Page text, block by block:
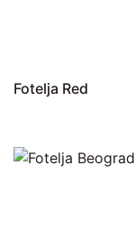
Fotelja Red